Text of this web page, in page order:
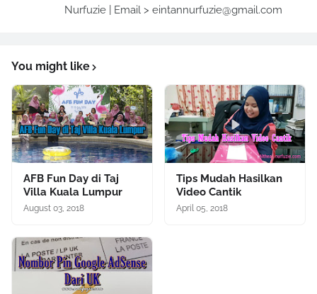
Nurfuzie | Email > eintannurfuzie@gmail.com
You might like
AFB Fun Day di Taj
Villa Kuala Lumpur
August 03, 2018
Tips Mudah Hasilkan
Video Cantik
April 05, 2018